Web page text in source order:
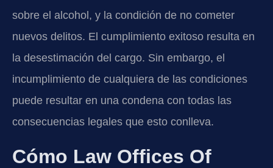
sobre el alcohol, y la condición de no cometer
nuevos delitos. El cumplimiento exitoso resulta en
la desestimación del cargo. Sin embargo, el
incumplimiento de cualquiera de las condiciones
puede resultar en una condena con todas las
consecuencias legales que esto conlleva.
Cómo Law Offices Of